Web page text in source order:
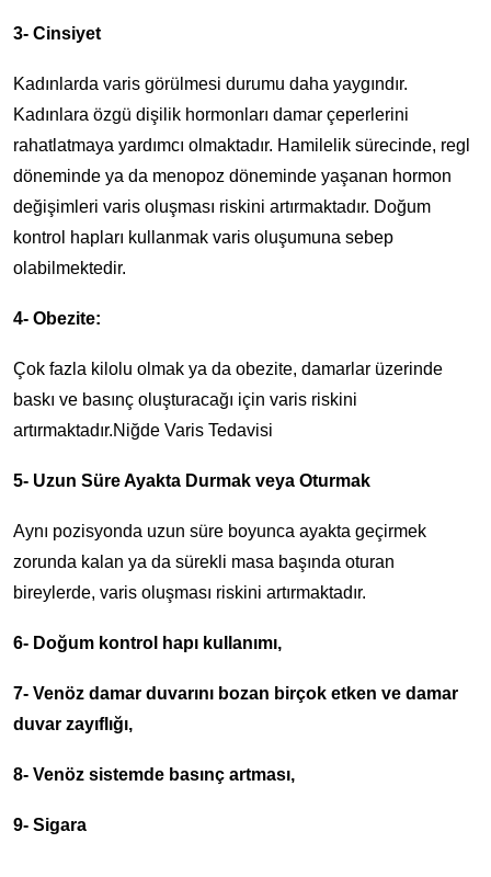
3- Cinsiyet
Kadınlarda varis görülmesi durumu daha yaygındır.
Kadınlara özgü dişilik hormonları damar çeperlerini
rahatlatmaya yardımcı olmaktadır. Hamilelik sürecinde, regl
döneminde ya da menopoz döneminde yaşanan hormon
değişimleri varis oluşması riskini artırmaktadır. Doğum
kontrol hapları kullanmak varis oluşumuna sebep
olabilmektedir.
4- Obezite:
Çok fazla kilolu olmak ya da obezite, damarlar üzerinde
baskı ve basınç oluşturacağı için varis riskini
artırmaktadır.Niğde Varis Tedavisi
5- Uzun Süre Ayakta Durmak veya Oturmak
Aynı pozisyonda uzun süre boyunca ayakta geçirmek
zorunda kalan ya da sürekli masa başında oturan
bireylerde, varis oluşması riskini artırmaktadır.
6- Doğum kontrol hapı kullanımı,
7- Venöz damar duvarını bozan birçok etken ve damar
duvar zayıflığı,
8- Venöz sistemde basınç artması,
9- Sigara